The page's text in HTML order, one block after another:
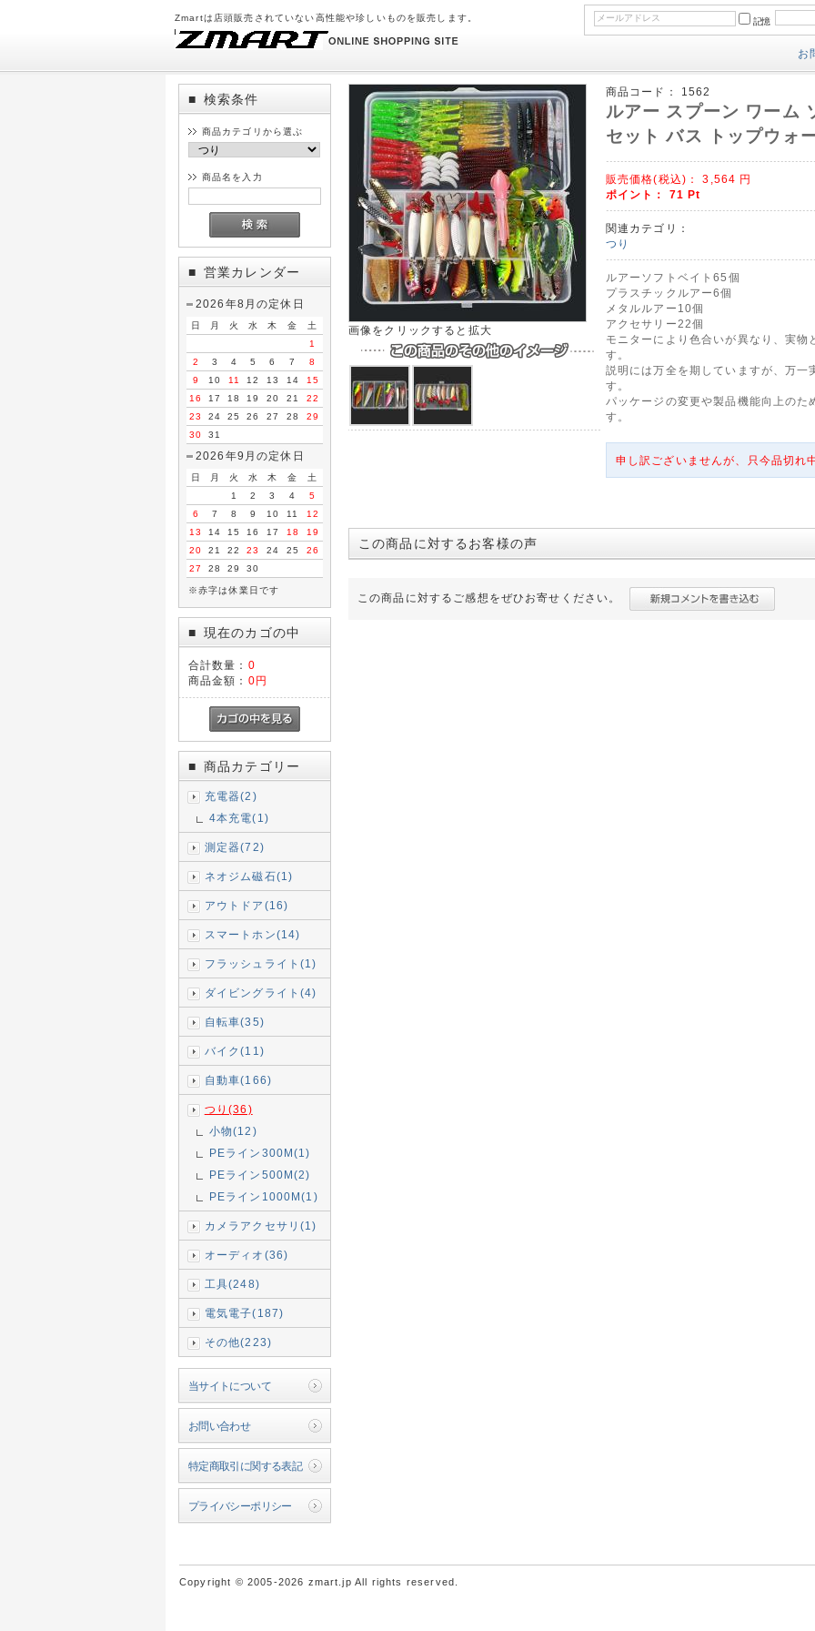
Zmartは店頭販売されていない高性能や珍しいものを販売します。 記憶
お
■ 検索条件
商品カテゴリから選ぶ
商品名を入力
■ 営業カレンダー
2026年8月の定休日
日 月 火 水 木 金
土
1
2
3 4 5 6 7
8
9
10 11 12 13 14
15
16
17 18 19 20 21
22
23
24 25 26 27 28
29
30
31
2026年9月の定休日
日 月 火 水 木 金
土
1
2 3 4
5
6
7 8 9 10 11
12
13
14 15 16 17 18
19
20
21 22 23 24 25
26
27
28 29 30
※赤字は休業日です
■ 現在のカゴの中
合計数量： 0
商品金額： 0円
■ 商品カテゴリー
充電器(2)
4本充電(1)
測定器(72)
ネオジム磁石(1)
アウトドア(16)
スマートホン(14)
フラッシュライト(1)
ダイビングライト(4)
自転車(35)
バイク(11)
自動車(166)
つり(36)
小物(12)
PEライン300M(1)
PEライン500M(2)
PEライン1000M(1)
カメラアクセサリ(1)
オーディオ(36)
工具(248)
電気電子(187)
その他(223)
当サイトについて
お問い合わせ
特定商取引に関する表記
プライバシーポリシー
画像をクリックすると拡大
商品コード： 1562
ルアー スプーン ワーム
セット バス トップウォ
販売価格(税込)：3,564 円
ポイント： 71Pt
関連カテゴリ：
つり
ルアーソフトベイト65個
プラスチックルアー6個
メタルルアー10個
アクセサリー22個
モニターにより色合いが異なり、実
す。
説明には万全を期していますが、万
す。
パッケージの変更や製品機能向上の
す。
申し訳ございませんが、只今品切れ
この商品に対するお客様の声
この商品に対するご感想をぜひお寄せください。
Copyright © 2005-2026 zmart.jp All rights reserved.